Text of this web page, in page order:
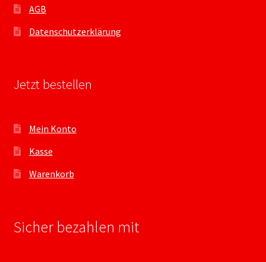
AGB
Datenschutzerklärung
Jetzt bestellen
Mein Konto
Kasse
Warenkorb
Sicher bezahlen mit